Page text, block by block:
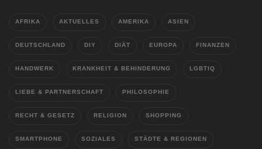
AFRIKA AKTUELLES AMERIKA ASIEN
DEUTSCHLAND DIY DIÄT EUROPA FINANZEN
HANDWERK KRANKHEIT & BEHINDERUNG LGBTIQ
LIEBE & PARTNERSCHAFT PHILOSOPHIE
RECHT & GESETZ RELIGION SHOPPING
SMARTPHONE SOZIALES STÄDTE & REGIONEN